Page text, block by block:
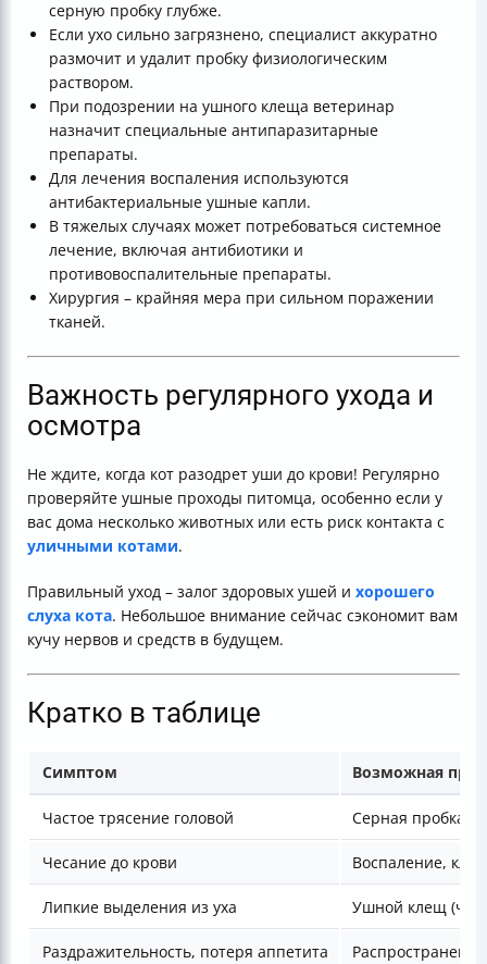
серную пробку глубже.
Если ухо сильно загрязнено, специалист аккуратно
размочит и удалит пробку физиологическим
раствором.
При подозрении на ушного клеща ветеринар
назначит специальные антипаразитарные
препараты.
Для лечения воспаления используются
антибактериальные ушные капли.
В тяжелых случаях может потребоваться системное
лечение, включая антибиотики и
противовоспалительные препараты.
Хирургия – крайняя мера при сильном поражении
тканей.
Важность регулярного ухода и
осмотра
Не ждите, когда кот разодрет уши до крови! Регулярно
проверяйте ушные проходы питомца, особенно если у
вас дома несколько животных или есть риск контакта с
уличными котами.
Правильный уход – залог здоровых ушей и хорошего
слуха кота. Небольшое внимание сейчас сэкономит вам
кучу нервов и средств в будущем.
Кратко в таблице
Симптом Возможная
Частое трясение головой Серная пробка
Чесание до крови Воспаление,
Липкие выделения из уха Ушной клещ
Раздражительность, потеря аппетита